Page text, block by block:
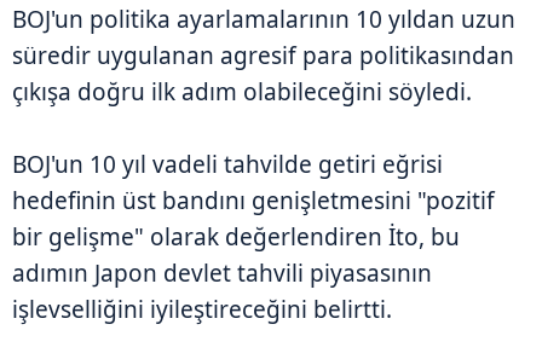
BOJ'un politika ayarlamalarının 10 yıldan uzun
süredir uygulanan agresif para politikasından
çıkışa doğru ilk adım olabileceğini söyledi.
BOJ'un 10 yıl vadeli tahvilde getiri eğrisi
hedefinin üst bandını genişletmesini "pozitif
bir gelişme" olarak değerlendiren İto, bu
adımın Japon devlet tahvili piyasasının
işlevselliğini iyileştireceğini belirtti.